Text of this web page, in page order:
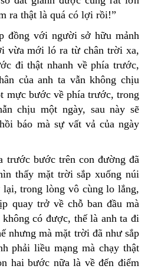
ra thật là quá có lợi rồi!”
đồng với người sở hữu mảnh
vừa mới ló ra từ chân trời xa,
đi thật nhanh về phía trước,
của anh ta vẫn không chịu
mực bước về phía trước, trong
chịu một ngày, sau này sẽ
báo mà sự vất vả của ngày
trước bước trên con đường đã
thấy mặt trời sắp xuống núi
trong lòng vô cùng lo lắng,
quay trở về chỗ ban đầu mà
có được, thế là anh ta đi
nhưng mà mặt trời đã như sắp
phải liều mạng mà chạy thật
hai bước nữa là về đến điểm